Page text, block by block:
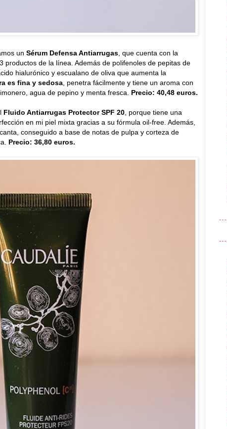
un Sérum Defensa Antiarrugas , que cuenta con la
productos de la línea. Además de polifenoles de pepitas de
hialurónico y escualano de oliva que aumenta la
es fina y sedosa , penetra fácilmente y tiene un aroma con
agua de pepino y menta fresca. Precio: 40,48 euros.
Fluido Antiarrugas Protector SPF 20 , porque tiene una
en mi piel mixta gracias a su fórmula oil-free. Además,
conseguido a base de notas de pulpa y corteza de
Precio: 36,80 euros.